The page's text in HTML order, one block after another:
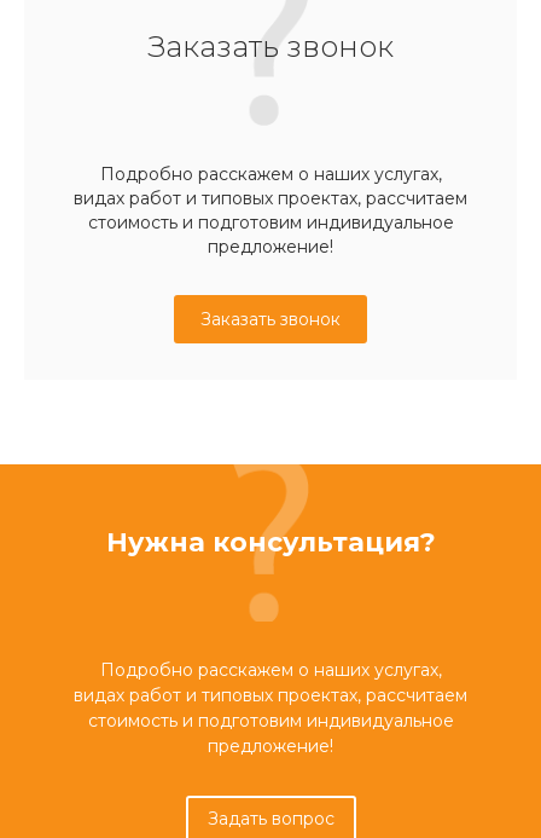
Заказать звонок
Подробно расскажем о наших услугах,
видах работ и типовых проектах, рассчитаем
стоимость и подготовим индивидуальное
предложение!
Заказать звонок
Нужна консультация?
Подробно расскажем о наших услугах,
видах работ и типовых проектах, рассчитаем
стоимость и подготовим индивидуальное
предложение!
Задать вопрос